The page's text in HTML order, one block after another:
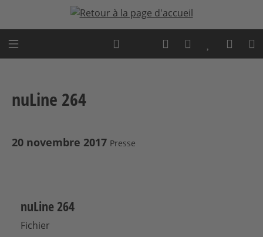
Passer au contenu principal
Expert advice
nuLine 264
20 novembre 2017 Presse
nuLine 264
Fichier